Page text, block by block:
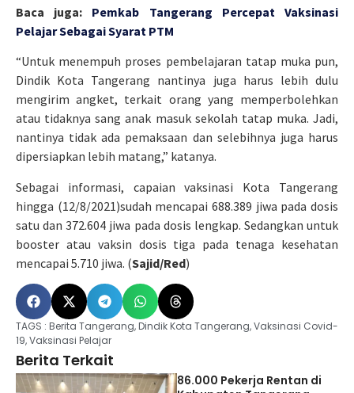
Baca juga: Pemkab Tangerang Percepat Vaksinasi
Pelajar Sebagai Syarat PTM
“Untuk menempuh proses pembelajaran tatap muka pun,
Dindik Kota Tangerang nantinya juga harus lebih dulu
mengirim angket, terkait orang yang memperbolehkan
atau tidaknya sang anak masuk sekolah tatap muka. Jadi,
nantinya tidak ada pemaksaan dan selebihnya juga harus
dipersiapkan lebih matang,” katanya.
Sebagai informasi, capaian vaksinasi Kota Tangerang
hingga (12/8/2021)sudah mencapai 688.389 jiwa pada dosis
satu dan 372.604 jiwa pada dosis lengkap. Sedangkan untuk
booster atau vaksin dosis tiga pada tenaga kesehatan
mencapai 5.710 jiwa. (Sajid/Red)
TAGS : Berita Tangerang,Dindik Kota Tangerang,Vaksinasi Covid-
19,Vaksinasi Pelajar
Berita Terkait
86.000 Pekerja Rentan di